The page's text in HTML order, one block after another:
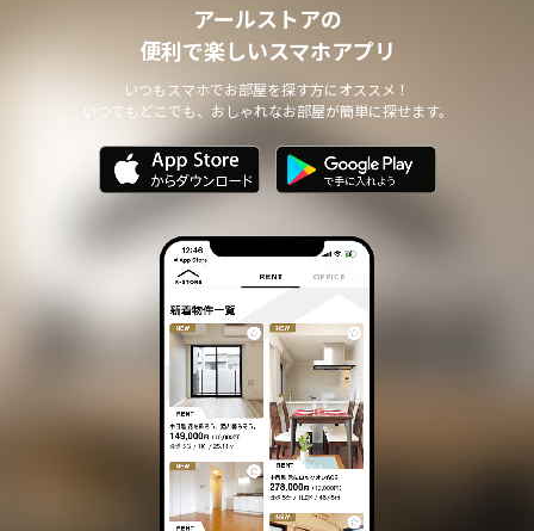
アールストアの
便利で楽しいスマホアプリ
いつもスマホでお部屋を探す方にオススメ！
いつでもどこでも、おしゃれなお部屋が簡単に探せます。